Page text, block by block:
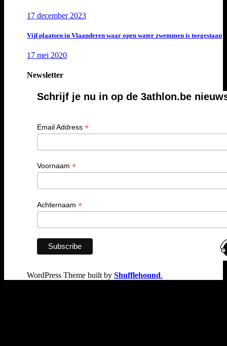
17 december 2023
Vijf plaatsen in Vlaanderen waar open water zwemmen is toegestaan
17 mei 2020
Newsletter
Schrijf je nu in op de 3athlon.be
Email Address *
Voornaam *
Achternaam *
WordPress Theme built by Shufflehound.